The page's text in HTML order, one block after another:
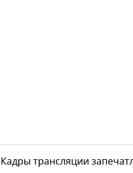
Кадры трансляции